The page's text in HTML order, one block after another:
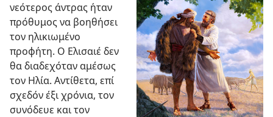
νεότερος άντρας ήταν
πρόθυμος να βοηθήσει
τον ηλικιωμένο
προφήτη. Ο Ελισαιέ δεν
θα διαδεχόταν αμέσως
τον Ηλία. Αντίθετα, επί
σχεδόν έξι χρόνια, τον
συνόδευε και τον